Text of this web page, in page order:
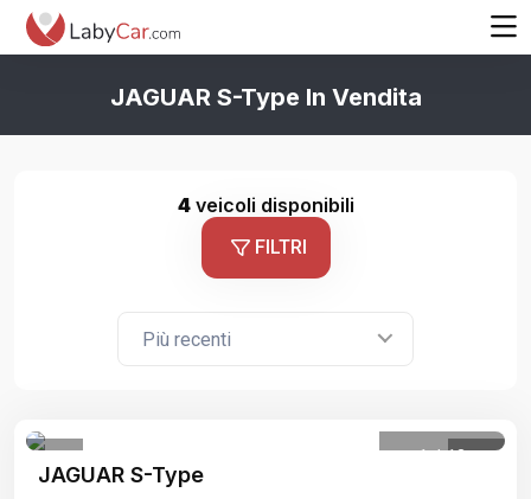
JAGUAR S-Type In Vendita
4veicoli disponibili
FILTRI
Più recenti
1 /13
JAGUAR S-Type